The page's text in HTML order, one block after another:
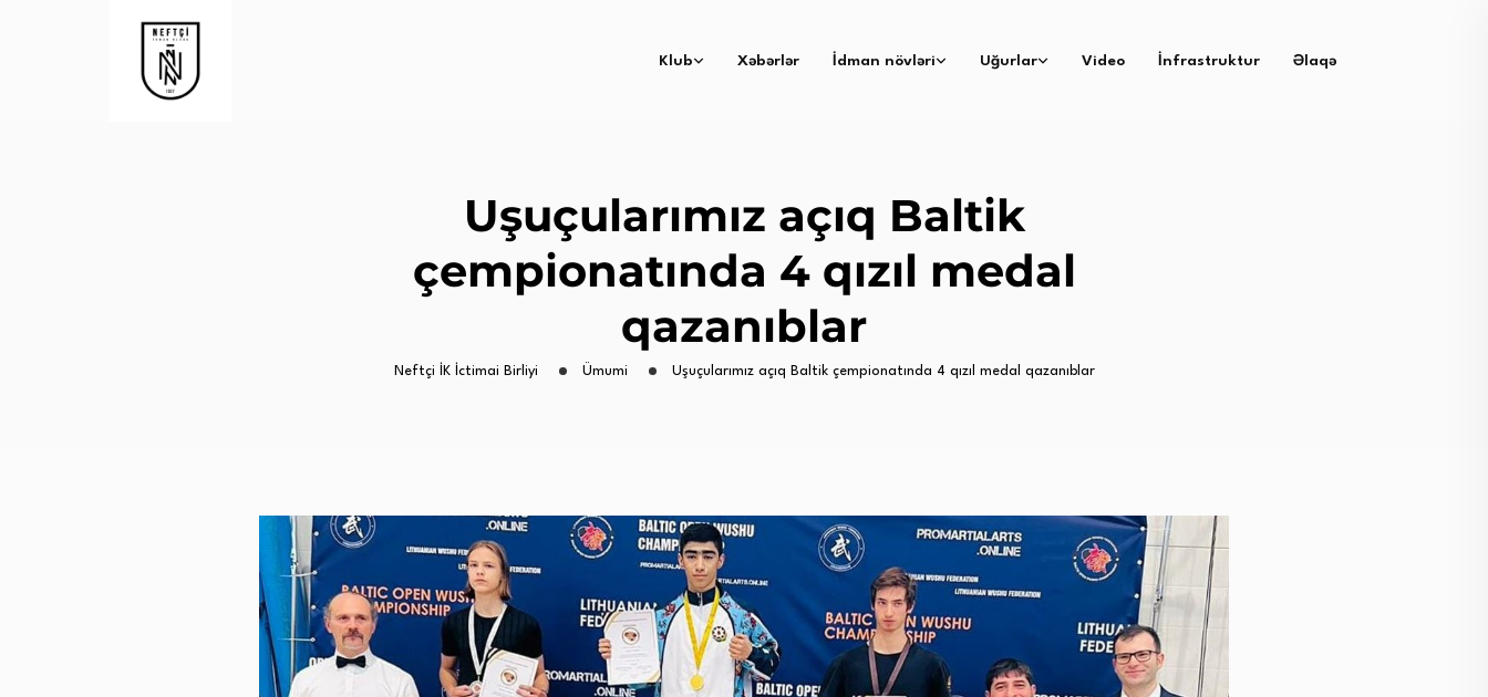
Klub Xəbərlər İdman növləri Uğurlar Video İnfrastruktur Əlaqə
Uşuçularımız açıq Baltik
çempionatında 4 qızıl medal
qazanıblar
Neftçi İK İctimai Birliyi Ümumi Uşuçularımız açıq Baltik çempionatında 4 qızıl medal qazanıblar